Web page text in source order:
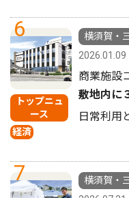
6
トップニュ
ース
経済
横須賀・
2026.01.09
商業施設
敷地内に
日常利用
7
横須賀・